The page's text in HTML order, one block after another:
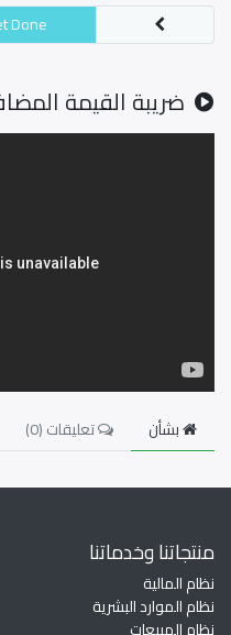
ضريبة القيمة
Done
بشأن تعليقات (0
)
منتجاتنا وخدماتنا
نظام المالية
نظام الموارد البشرية